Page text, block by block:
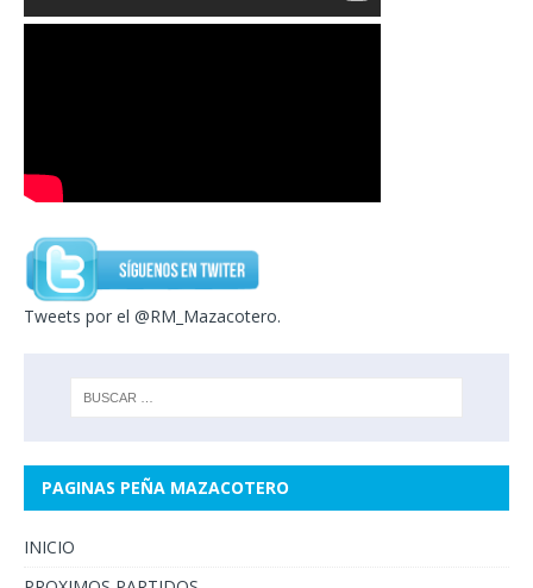
Tweets por el @RM_Mazacotero.
PAGINAS PEÑA MAZACOTERO
INICIO